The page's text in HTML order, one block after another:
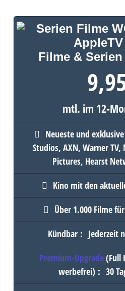
Filme &
mtl. im 12-
Neueste und
Studios, AXN, Warner TV,
Pictures, Hearst
Kino mit den
Über 1.000 Filme
Kündbar : Jederzeit
Premium-Upgrade(Full
werbefrei) : 30